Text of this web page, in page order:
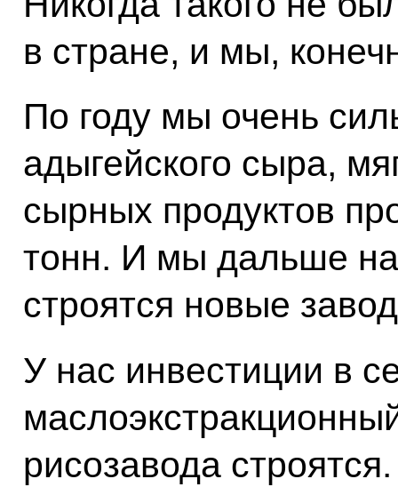
в стране, и мы,
По году мы очень
адыгейского сыра,
сырных продуктов
тонн. И мы дальше
строятся новые
У нас инвестиции в
рисозавода строятся.